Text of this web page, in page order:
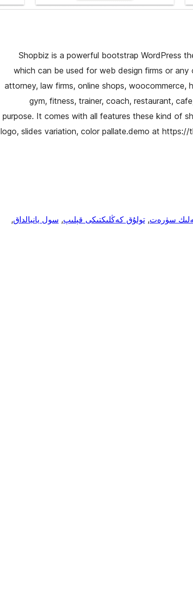
Shopbiz is a powerful bootstrap WordPress
which can be used for web design firms or any
attorney, law firms, online shops, woocommerce,
gym, fitness, trainer, coach, restaurant,
purpose. It comes with all features these kind of
logo, slides variation, color pallate.demo at
سۈرەت, تولۇق كەڭلىكتىكى قېلىپ, سول يانبالداق,